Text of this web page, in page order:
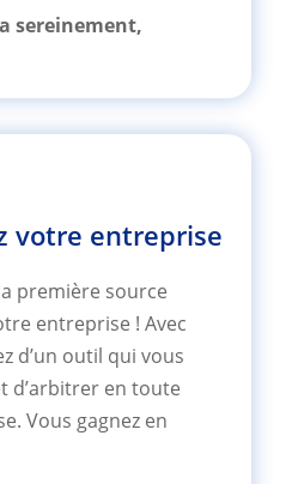
sereinement,
votre entreprise
première source
entreprise ! Avec
d’un outil qui vous
d’arbitrer en toute
Vous gagnez en